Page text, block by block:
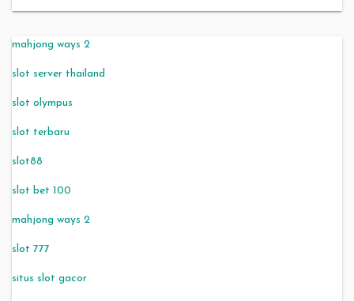
mahjong ways 2
slot server thailand
slot olympus
slot terbaru
slot88
slot bet 100
mahjong ways 2
slot 777
situs slot gacor